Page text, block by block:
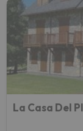
La Casa Del